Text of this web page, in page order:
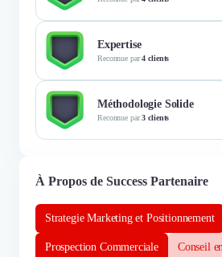
Expertise
Reconnue par4 clients
Méthodologie Solide
Reconnue par3 clients
À Propos de Success Partenaire
Strategie Marketing et Positionnement
Prospection Commerciale Conseil